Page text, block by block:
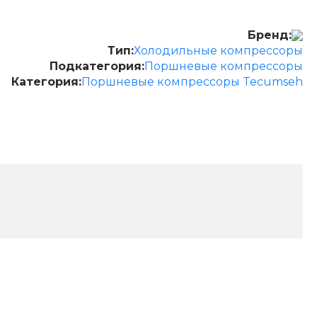
Бренд:
Тип:Холодильные компрессоры
Подкатегория:Поршневые компрессоры
Категория:Поршневые компрессоры Tecumseh